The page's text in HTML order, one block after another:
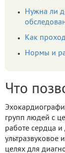
Нужна ли
Как
Нормы и
Что
групп людей с
работе сердца
ультразвуковое
целях для